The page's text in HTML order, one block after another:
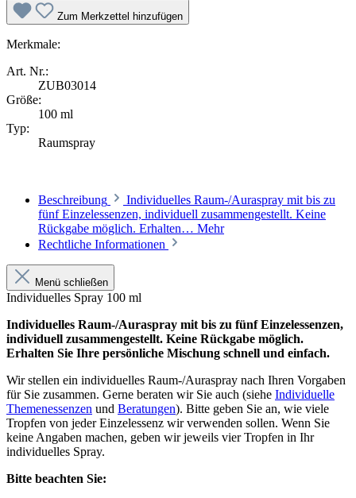
Zum Merkzettel hinzufügen
Merkmale:
Art. Nr.:
ZUB03014
Größe:
100 ml
Typ:
Raumspray
Beschreibung
Individuelles Raum-/Auraspray mit bis zu
fünf Einzelessenzen, individuell zusammengestellt. Keine
Rückgabe möglich. Erhalten… Mehr
Rechtliche Informationen
Menü schließen
Individuelles Spray 100 ml
Individuelles Raum-/Auraspray mit bis zu fünf Einzelessenzen,
individuell zusammengestellt. Keine Rückgabe möglich.
Erhalten Sie Ihre persönliche Mischung schnell und einfach.
Wir stellen ein individuelles Raum-/Auraspray nach Ihren Vorgaben
für Sie zusammen. Gerne beraten wir Sie auch (siehe Individuelle
Themenessenzen und Beratungen). Bitte geben Sie an, wie viele
Tropfen von jeder Einzelessenz wir verwenden sollen. Wenn Sie
keine Angaben machen, geben wir jeweils vier Tropfen in Ihr
individuelles Spray.
Bitte beachten Sie: